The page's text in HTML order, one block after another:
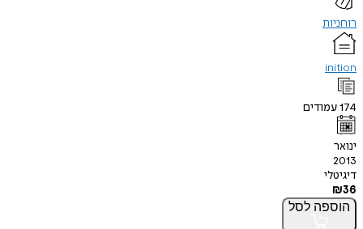
רוחניות
inition
174עמודים
ינואר
2013
דיגיטלי
₪36
הוספה לסל